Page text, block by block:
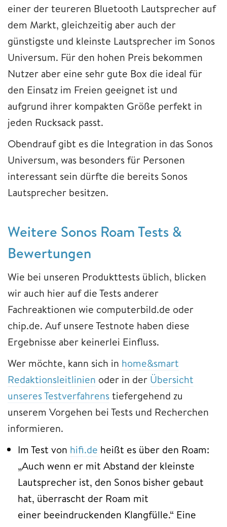
einer der teureren Bluetooth Lautsprecher auf
dem Markt, gleichzeitig aber auch der
günstigste und kleinste Lautsprecher im Sonos
Universum. Für den hohen Preis bekommen
Nutzer aber eine sehr gute Box die ideal für
den Einsatz im Freien geeignet ist und
aufgrund ihrer kompakten Größe perfekt in
jeden Rucksack passt.
Obendrauf gibt es die Integration in das Sonos
Universum, was besonders für Personen
interessant sein dürfte die bereits Sonos
Lautsprecher besitzen.
Weitere Sonos Roam Tests &
Bewertungen
Wie bei unseren Produkttests üblich, blicken
wir auch hier auf die Tests anderer
Fachreaktionen wie computerbild.de oder
chip.de. Auf unsere Testnote haben diese
Ergebnisse aber keinerlei Einfluss.
Wer möchte, kann sich in home&smart
Redaktionsleitlinien oder in der Übersicht
unseres Testverfahrenstiefergehend zu
unserem Vorgehen bei Tests und Recherchen
informieren.
Im Test von hifi.de heißt es über den Roam:
„Auch wenn er mit Abstand der kleinste
Lautsprecher ist, den Sonos bisher gebaut
hat, überrascht der Roam mit
einer beeindruckenden Klangfülle.“ Eine